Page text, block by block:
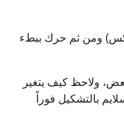
ومن ثم حرك ببطء
ولاحظ كيف يتغير
بالتشكيل فوراً